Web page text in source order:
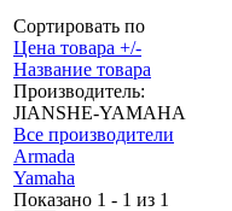
Сортировать по
Цена товара +/-
Название товара
Производитель:
JIANSHE-YAMAHA
Все производители
Armada
Yamaha
Показано 1 - 1 из 1